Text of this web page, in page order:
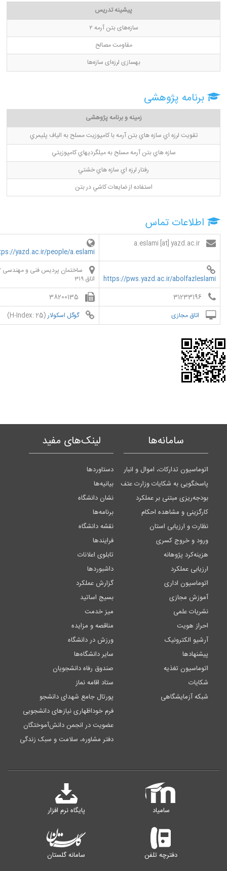
پیشینه تدریس
سازه‌های بتن آرمه ۲
مقاومت مصالح
بهسازی لرزه‌ای سازه‌ها
برنامه پژوهشی
زمینه و برنامه پژوهشی
تقويت لرزه اي سازه هاي بتن آرمه با كامپوزيت مسلح به الياف پليمري
سازه هاي بتن آرمه مسلح به ميلگرديهاي كامپوزيتي
رفتار لرزه اي سازه هاي خشتي
استفاده از ضايعات كاشي در بتن
اطلاعات تماس
yazd.ac.ir/people/a.eslami
https://pws.yazd.ac.ir/abolfazleslami
اتاق ۳۱۹
31233196
38200135
اتاق مجازی
گوگل اسکولار(H-Index: 25)
سامانه‌ها
اتوماسیون تدارکات، اموال و انبار
پاسخگویی به شکایات وزارت عتف
بودجه‌ریزی مبتنی بر عملکرد
کارگزینی و مشاهده احکام
نظارت و ارزیابی استان
ورود و خروج کسری
هزینه‌کرد پژوهانه
ارزیابی عملکرد
اتوماسیون اداری
آموزش مجازی
نشریات علمی
احراز هویت
آرشیو الکترونیک
پیشنهادها
اتوماسیون تغذیه
شکایات
شبکه آزمایشگاهی
لینک‌های مفید
دستاوردها
بیانیه‌ها
نشان دانشگاه
برنامه‌ها
نقشه دانشگاه
فرایندها
تابلوی اعلانات
داشبوردها
گزارش عملکرد
بسیج اساتید
میز خدمت
مناقصه و مزایده
ورزش در دانشگاه
سایر دانشگاه‌ها
صندوق رفاه دانشجویان
ستاد اقامه نماز
پورتال جامع شهدای دانشجو
فرم خوداظهاری نیازهای دانشجویی
عضویت در انجمن دانش‌آموختگان
دفتر مشاوره، سلامت و سبک زندگی
سامیاد پایگاه نرم افزار
دفترچه تلفن سامانه گلستان